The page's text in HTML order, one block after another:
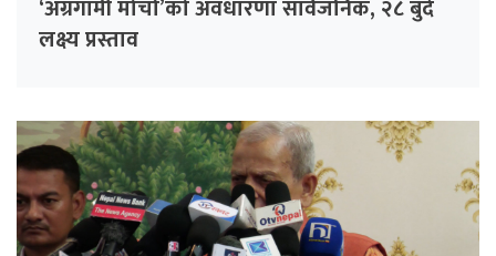
‘अग्रगामी मोर्चा’को अवधारणा सार्वजनिक, २८ बुँदे
लक्ष्य प्रस्ताव